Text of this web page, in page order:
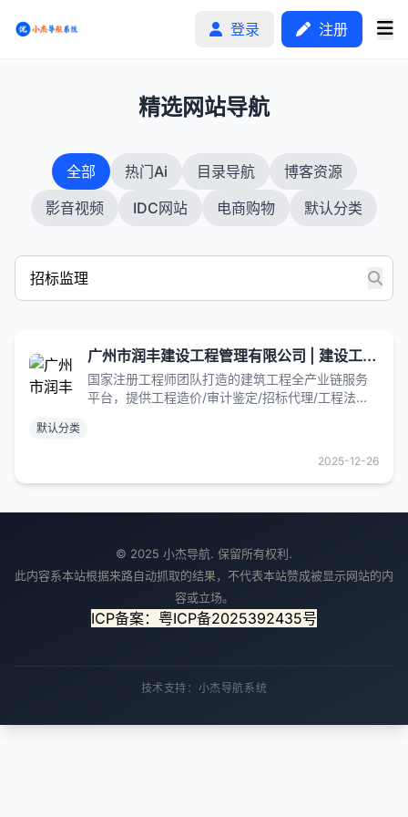
登录 注册
分类排行
申请收录
精选网站导航
全部 热门Ai 目录导航
博客资源
影音视频
IDC网站 电商购物 默认分类
广州市润丰建设工程管理有限公司 | 建设工程 | 工程造价|审计鉴定|招标监理 - Powered by DouPHP
国家注册工程师团队打造的建筑工程全产业链服务
平台，提供工程造价/审计鉴定/招标代理/工程法律
默认分类
2025-12-26
© 2025 小杰导航. 保留所有权利.
此内容系本站根据来路自动抓取的结果，不代表本站赞成被显示网站的内
容或立场。
ICP备案：粤ICP备2025392435号
技术支持：小杰导航系统